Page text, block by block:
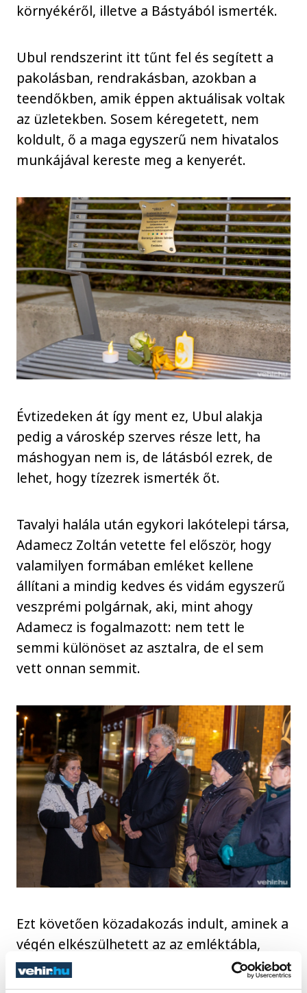
környékéről, illetve a Bástyából ismerték.
Ubul rendszerint itt tűnt fel és segített a
pakolásban, rendrakásban, azokban a
teendőkben, amik éppen aktuálisak voltak
az üzletekben. Sosem kéregetett, nem
koldult, ő a maga egyszerű nem hivatalos
munkájával kereste meg a kenyerét.
Évtizedeken át így ment ez, Ubul alakja
pedig a városkép szerves része lett, ha
máshogyan nem is, de látásból ezrek, de
lehet, hogy tízezrek ismerték őt.
Tavalyi halála után egykori lakótelepi társa,
Adamecz Zoltán vetette fel először, hogy
valamilyen formában emléket kellene
állítani a mindig kedves és vidám egyszerű
veszprémi polgárnak, aki, mint ahogy
Adamecz is fogalmazott: nem tett le
semmi különöset az asztalra, de el sem
vett onnan semmit.
Ezt követően közadakozás indult, aminek a
végén elkészülhetett az az emléktábla,
amit pénteken kora este helyeztek ki a
Bástya Üzletház előtti padra, ahol Ubul is